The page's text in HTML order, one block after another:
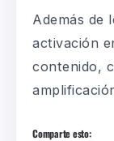
Además de
activación
contenido,
Comparte esto: